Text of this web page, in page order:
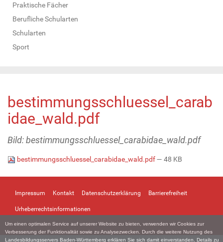
Um einen optimalen Service auf unserer Website zu bieten, verwenden wir Cookies zur
Verbesserung der Funktionalität sowie zu Analysezwecken. Durch die weitere Nutzung des
Landesbildungsservers Baden-Württemberg erklären Sie sich damit einverstanden. Details zu
Praktische Fächer
Berufliche Schularten
Schularten
Sport
bestimmungsschluessel_carab
idae_wald.pdf
Bild: bestimmungsschluessel_carabidae_wald.pdf
bestimmungsschluessel_carabidae_wald.pdf— 48 KB
Impressum Kontakt Datenschutzerklärung Barrierefreiheit
Urheberrechtsinformationen